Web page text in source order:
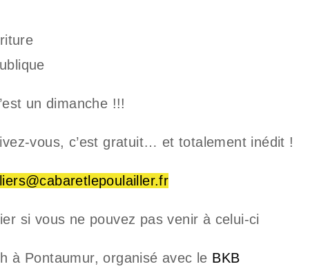
un dimanche !!!
vous, c’est gratuit… et totalement inédit !
si vous ne pouvez pas venir à celui-ci
à Pontaumur, organisé avec le BKB